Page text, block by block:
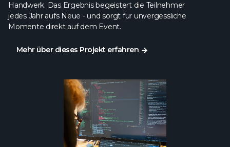
Handwerk. Das Ergebnis begeistert die Teilnehmer
jedes Jahr aufs Neue - und sorgt fur unvergessliche
Momente direkt auf dem Event.
Mehr über dieses Projekt erfahren